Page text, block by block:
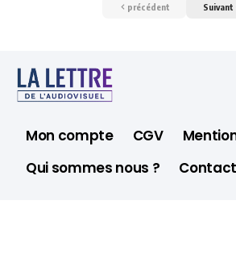
précédent Suivant
Mon compte CGV
Qui sommes nous ?
Contact